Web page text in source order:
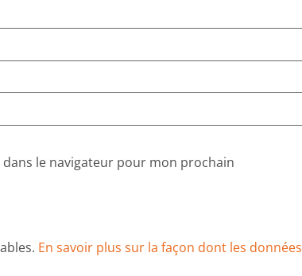
le navigateur pour mon prochain
En savoir plus sur la façon dont les données